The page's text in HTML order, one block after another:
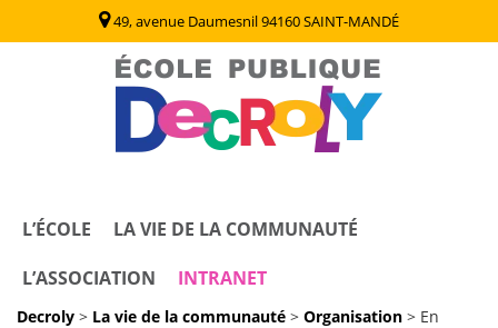
49, avenue Daumesnil 94160 SAINT-MANDÉ
L’ÉCOLE
LA VIE DE LA COMMUNAUTÉ
L’ASSOCIATION
INTRANET
Decroly > La vie de la communauté > Organisation > En